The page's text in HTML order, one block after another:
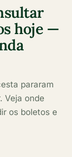
hoje —
pararam
Veja onde
os boletos e